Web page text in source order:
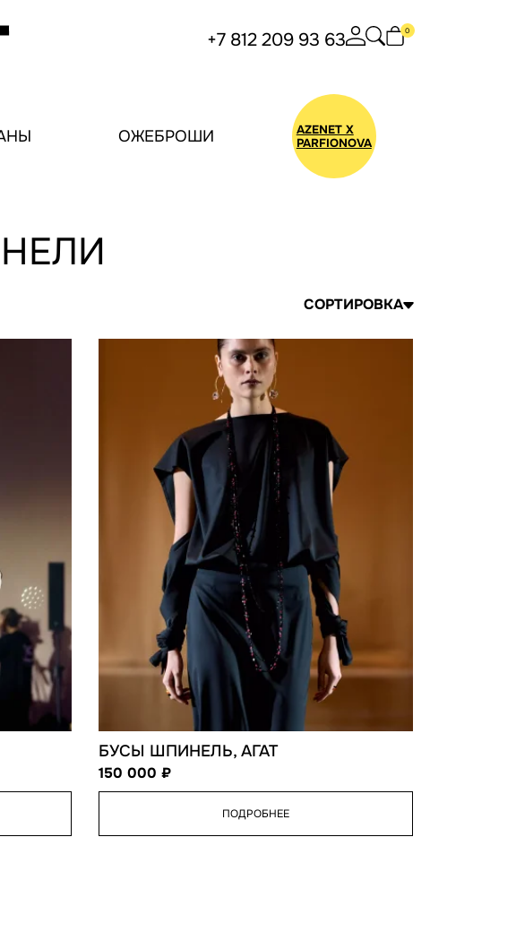
+7 812 209 93 63 0
ОЖЕБРОШИ
AZENET X
PARFIONOVA
СОРТИРОВКА
БУСЫ ШПИНЕЛЬ, АГАТ
150 000
ПОДРОБНЕЕ